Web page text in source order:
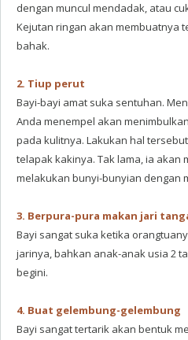
dengan muncul mendadak, atau
Kejutan ringan akan membuatnya
bahak.
2. Tiup perut
Bayi-bayi amat suka sentuhan.
Anda menempel akan
pada kulitnya. Lakukan hal
telapak kakinya. Tak lama, ia akan
melakukan bunyi-bunyian dengan
3. Berpura-pura makan jari
Bayi sangat suka ketika
jarinya, bahkan anak-anak usia 2
begini.
4. Buat gelembung-gelembung
Bayi sangat tertarik akan bentuk